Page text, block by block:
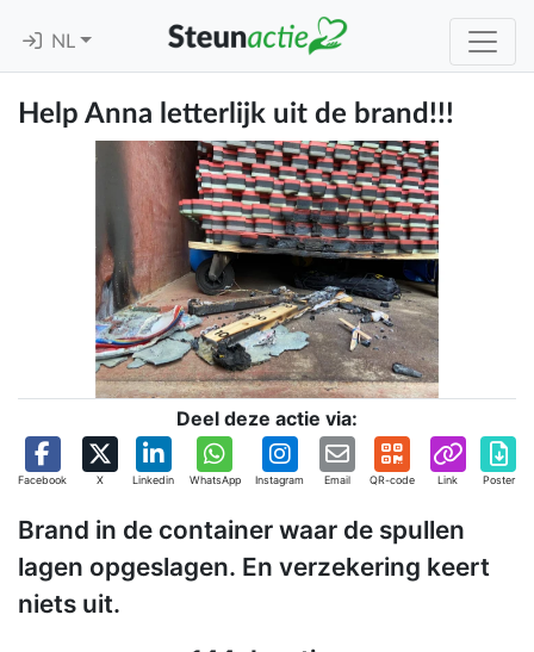
NL
Help Anna letterlijk uit de brand!!!
Deel deze actie via:
Facebook X Linkedin WhatsApp Instagram Email QR-code Link Poster
Brand in de container waar de spullen
lagen opgeslagen. En verzekering keert
niets uit.